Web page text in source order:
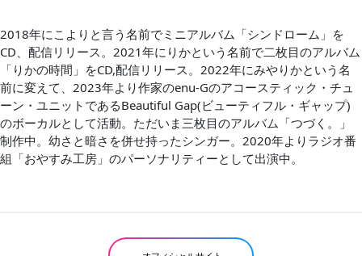
2018年にこよりと言う名前でミニアルバム「シンドローム」を
CD、配信リリース。2021年にりかという名前で二枚目のアルバム
「りかの時間」をCD,配信リリース。2022年にみやりかという名
前に変えて、2023年より作家のenu-Gのアコースティック・チュ
ーン・ユニットであるBeautiful Gap(ビューティフル・ギャップ)
のボーカルとして活動。ただいま三枚目のアルバム「つづく。」
制作中。幼さと暗さを併せ持ったシンガー。2020年よりラジオ番
組「おやすみ工房」のパーソナリティーとして出演中。